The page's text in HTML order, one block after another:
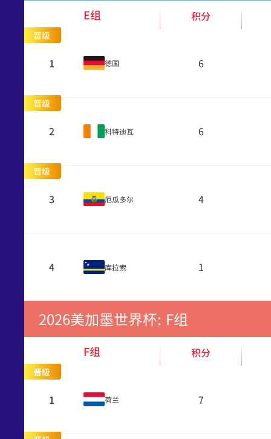
E组 积分
1
晋级
德国 6
2
晋级
科特迪瓦 6
3
晋级
厄瓜多尔 4
4 库拉索 1
2026美加墨世界杯: F组
F组 积分
1
晋级
荷兰 7